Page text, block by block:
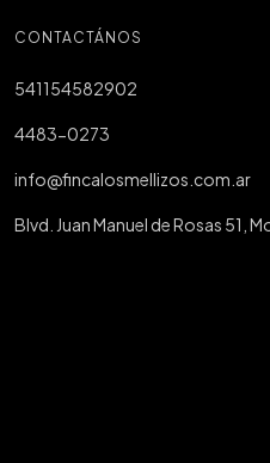
CONTACTÁNOS
541154582902
4483-0273
info@fincalosmellizos.com.ar
Blvd. Juan Manuel de Rosas 51,